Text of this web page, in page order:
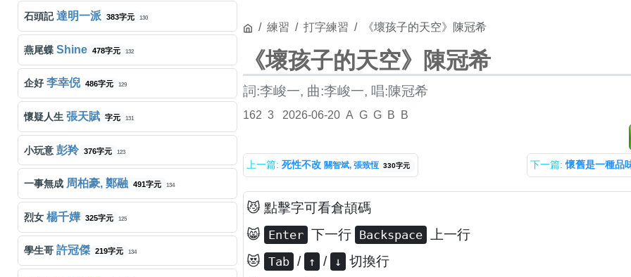
石頭記達明一派 383字元 130
燕尾蝶 Shine 478字元 132
企好李幸倪 486字元 129
懷疑人生 張天賦 字元 131
小玩意 彭羚 376字元 123
一事無成 周柏豪, 鄭融 491字元 134
烈女 楊千嬅 325字元 125
學生哥 許冠傑 219字元 134
練習 打字練習 《壞孩子的天空》陳冠希
《壞孩子的天空》陳冠希
詞:李峻一, 曲:李峻一, 唱:陳冠希
162 3 2026-06-20 A G G B B
上一篇: 死性不改 關智斌, 張致恆 330字元 下一篇: 懷舊是一種品
😼 點擊字可看倉頡碼
😸 Enter 下一行 Backspace
上一行
😻 Tab / ↑ / ↓
切換行